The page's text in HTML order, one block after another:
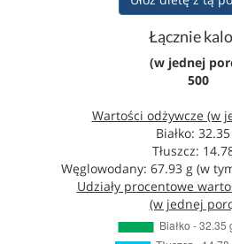
Łącznie
(w jednej
500
Wartości odżywcze (w
Białko:
Tłuszcz:
Węglowodany: 67.93 g (w
Udziały procentowe
(w jednej